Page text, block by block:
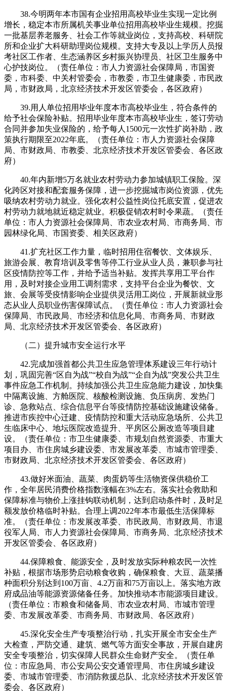
38.今明两年本市国有企业招用高校毕业生实现一定比例
增长，稳定本市所属机关事业单位招用高校毕业生规模。挖掘
一批基层养老服务、社会工作等就业岗位，支持高校、科研院
所和企业扩大科研助理岗位规模。支持大专及以上学历人员报
考社区工作者、生态涵养区乡村振兴协理员、社区卫生服务中
心护技岗位。（责任单位：市人力资源社会保障局，市国资
委，市科委、中关村管委会，市教委，市卫生健康委，市民政
局，市财政局，北京经济技术开发区管委会，各区政府）
39.用人单位招用毕业年度本市高校毕业生，符合条件的
给予社会保险补贴。招用毕业年度本市高校毕业生，签订劳动
合同并参加失业保险的，给予每人1500元一次性扩岗补助，政
策执行期限至2022年底。（责任单位：市人力资源社会保障
局、市财政局、市教委、北京经济技术开发区管委会、各区政
府）
40.年内新增5万名就业农村劳动力参加城镇职工保险。深
化跨区对接和配套服务保障，进一步挖掘城市岗位资源，优先
吸纳农村劳动力就业。强化农村公益性岗位托底安置，促进农
村劳动力就地就近稳定就业。积极促销农村时令果蔬。（责任
单位：市人力资源社会保障局、市农业农村局、市商务局、市
园林绿化局、市国资委、相关区政府）
41.扩充社区工作力量，临时招用住宿餐饮、文体娱乐、
旅游会展、教育培训及零售等停工行业从业人员，兼职参与社
区疫情防控等工作，并给予适当补贴。发挥共享用工平台作
用，及时对接企业用工调剂需求，支持平台企业为餐饮、文
旅、会展等受疫情影响企业提供灵活用工岗位，开展新就业形
态从业人员职业伤害保障试点。（责任单位：市人力资源社会
保障局、市民政局、市经济和信息化局、市商务局、市财政
局、北京经济技术开发区管委会、各区政府）
（二）提升城市安全运行水平
42.完成加强首都公共卫生应急管理体系建设三年行动计
划，巩固完善“区自为战”“校自为战”“企自为战”突发公共卫生
事件应急工作机制。持续加强公共卫生应急能力建设，加快集
中隔离设施、方舱医院、核酸检测设施、负压病房、发热门
诊、急救站点、综合信息平台等疫情防控基础设施建设储备。
推进市疾控中心迁建、疫情防控和重大活动应急场所、公共卫
生临床中心、地坛医院改造提升、平房区公厕改造等项目建
设。（责任单位：市卫生健康委、市规划自然资源委、市重大
项目办、市住房城乡建设委、市发展改革委、市城市管理委、
市财政局、北京经济技术开发区管委会、各区政府）
43.做好米面油、蔬菜、肉蛋奶等生活物资保供稳价工
作，全年居民消费价格指数涨幅在3%左右。落实社会救助和
保障标准与物价上涨挂钩联动机制，达到启动条件时，及时足
额发放价格临时补贴。合理上调2022年本市最低生活保障标
准。（责任单位：市发展改革委、市民政局、市财政局、市退
役军人局、市人力资源社会保障局、市商务局、北京经济技术
开发区管委会、各区政府）
44.保障粮食、能源安全，及时发放实际种粮农民一次性
补贴，根据市场形势启动粮食收购，确保粮食、大豆、蔬菜播
种面积分别达到100万亩、4.2万亩和75万亩以上。落实地方政
府成品油等能源资源储备任务。加快推动本市能源项目建设。
（责任单位：市粮食和储备局、市农业农村局、市城市管理
委、市发展改革委、市商务局、市财政局、各区政府）
45.深化安全生产专项整治行动，扎实开展全市安全生产
大检查，严防交通、建筑、燃气等方面安全事故，开展自建房
安全专项整治，切实保障人民群众生命财产安全。（责任单
位：市应急局、市公安局公安交通管理局、市住房城乡建设
委、市城市管理委、市消防救援总队、北京经济技术开发区管
委会、各区政府）